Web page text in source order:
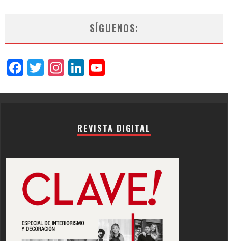
SÍGUENOS:
Facebook
Twitter
Instagram
LinkedIn
REVISTA DIGITAL